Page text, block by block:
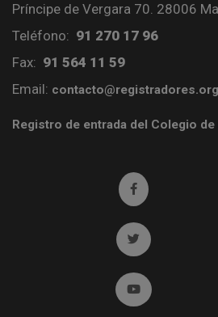
Príncipe de Vergara 70. 28006
Teléfono: 91 270 17 96
Fax: 91 564 11 59
Email: contacto@registradores.org
Registro de entrada del Colegio
Ir a facebook
Ir a twitter
Ir a YouTube